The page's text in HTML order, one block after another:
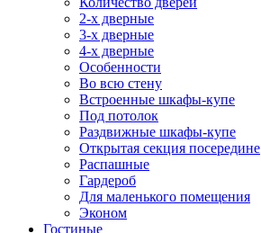
2-х дверные
3-х дверные
4-х дверные
Особенности
Во всю стену
Встроенные шкафы-купе
Под потолок
Раздвижные шкафы-купе
Открытая секция посередине
Распашные
Гардероб
Для маленького помещения
Эконом
Гостиные